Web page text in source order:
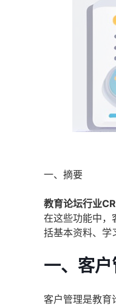
一、摘要
教育论坛行业
在这些功能中，
括基本资料、学
一、客
客户管理是教育